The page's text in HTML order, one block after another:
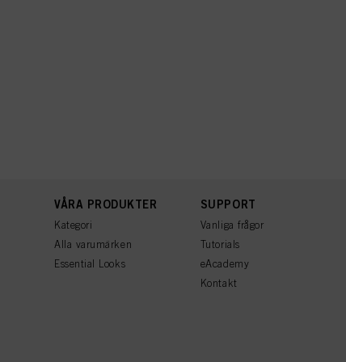
VÅRA PRODUKTER
Kategori
Alla varumärken
Essential Looks
SUPPORT
Vanliga frågor
Tutorials
eAcademy
Kontakt